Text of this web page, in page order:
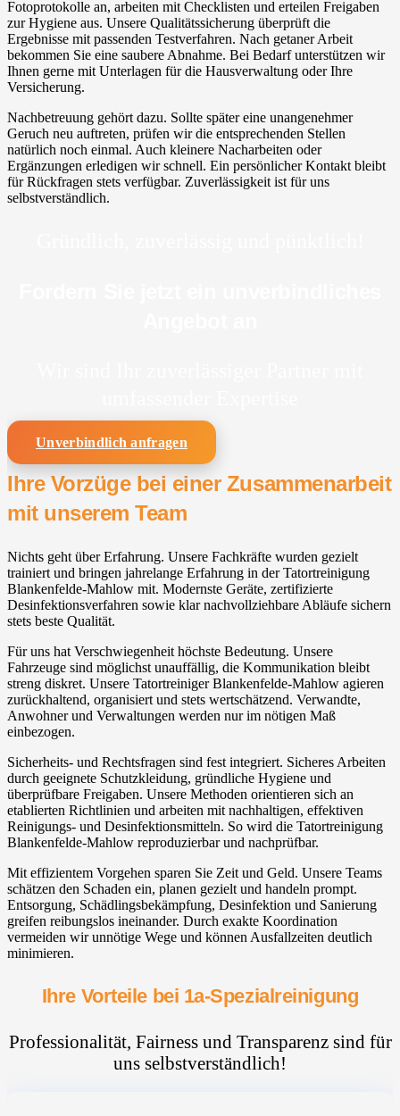
Fotoprotokolle an, arbeiten mit Checklisten und erteilen Freigaben
zur Hygiene aus. Unsere Qualitätssicherung überprüft die
Ergebnisse mit passenden Testverfahren. Nach getaner Arbeit
bekommen Sie eine saubere Abnahme. Bei Bedarf unterstützen wir
Ihnen gerne mit Unterlagen für die Hausverwaltung oder Ihre
Versicherung.
Nachbetreuung gehört dazu. Sollte später eine unangenehmer
Geruch neu auftreten, prüfen wir die entsprechenden Stellen
natürlich noch einmal. Auch kleinere Nacharbeiten oder
Ergänzungen erledigen wir schnell. Ein persönlicher Kontakt bleibt
für Rückfragen stets verfügbar. Zuverlässigkeit ist für uns
selbstverständlich.
Unverbindlich anfragen
Ihre Vorzüge bei einer Zusammenarbeit
mit unserem Team
Nichts geht über Erfahrung. Unsere Fachkräfte wurden gezielt
trainiert und bringen jahrelange Erfahrung in der Tatortreinigung
Blankenfelde-Mahlow⁠ mit. Modernste Geräte, zertifizierte
Desinfektionsverfahren sowie klar nachvollziehbare Abläufe sichern
stets beste Qualität.
Für uns hat Verschwiegenheit höchste Bedeutung. Unsere
Fahrzeuge sind möglichst unauffällig, die Kommunikation bleibt
streng diskret. Unsere Tatortreiniger Blankenfelde-Mahlow⁠ agieren
zurückhaltend, organisiert und stets wertschätzend. Verwandte,
Anwohner und Verwaltungen werden nur im nötigen Maß
einbezogen.
Sicherheits- und Rechtsfragen sind fest integriert. Sicheres Arbeiten
durch geeignete Schutzkleidung, gründliche Hygiene und
überprüfbare Freigaben. Unsere Methoden orientieren sich an
etablierten Richtlinien und arbeiten mit nachhaltigen, effektiven
Reinigungs- und Desinfektionsmitteln. So wird die Tatortreinigung
Blankenfelde-Mahlow⁠ reproduzierbar und nachprüfbar.
Mit effizientem Vorgehen sparen Sie Zeit und Geld. Unsere Teams
schätzen den Schaden ein, planen gezielt und handeln prompt.
Entsorgung, Schädlingsbekämpfung, Desinfektion und Sanierung
greifen reibungslos ineinander. Durch exakte Koordination
vermeiden wir unnötige Wege und können Ausfallzeiten deutlich
minimieren.
Ihre Vorteile bei 1a-Spezialreinigung
Professionalität, Fairness und Transparenz sind für
uns selbstverständlich!